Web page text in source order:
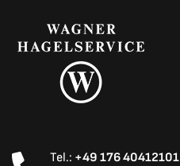
Inhalt
Dellenentfernung
Tel.: +49 176 40412101